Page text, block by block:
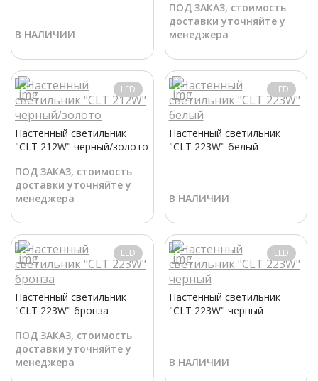
В НАЛИЧИИ
ПОД ЗАКАЗ, стоимость
доставки уточняйте у
менеджера
LED
Настенный светильник
"CLT 212W" черный/золото
ПОД ЗАКАЗ, стоимость
доставки уточняйте у
менеджера
LED
Настенный светильник
"CLT 223W" белый
В НАЛИЧИИ
LED
Настенный светильник
"CLT 223W" бронза
ПОД ЗАКАЗ, стоимость
доставки уточняйте у
менеджера
LED
Настенный светильник
"CLT 223W" черный
В НАЛИЧИИ